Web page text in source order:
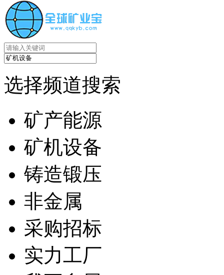
选择频道搜索
矿产能源
矿机设备
铸造锻压
非金属
采购招标
实力工厂